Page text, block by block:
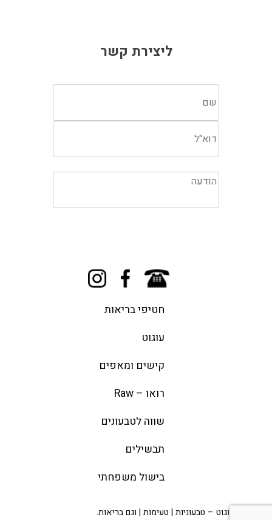
ליצירת קשר
חטיפי בריאות
עוגוט
קישים ומאפים
רואו – Raw
שווה לטבעונים
תבשילים
בישול משפחתי